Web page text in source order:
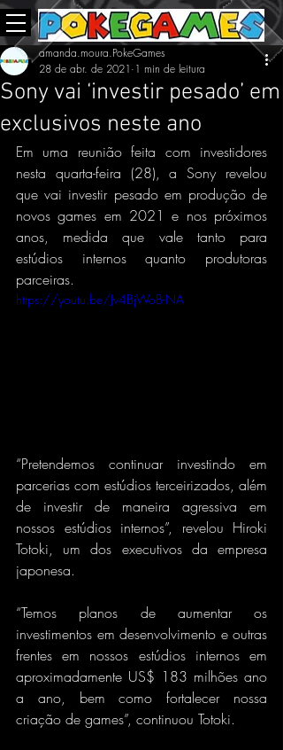
Sony vai ‘investir pesado’ em
exclusivos neste ano
amanda.moura.PokeGames
28 de abr. de 2021 1 min de leitura
Em uma reunião feita com investidores
nesta quarta-feira (28), a Sony revelou
que vai investir pesado em produção de
novos games em 2021 e nos próximos
anos, medida que vale tanto para
estúdios internos quanto produtoras
parceiras.
https://youtu.be/Jv4BjWoB-NA
“Pretendemos continuar investindo em
parcerias com estúdios terceirizados, além
de investir de maneira agressiva em
nossos estúdios internos”, revelou Hiroki
Totoki, um dos executivos da empresa
japonesa.
“Temos planos de aumentar os
investimentos em desenvolvimento e outras
frentes em nossos estúdios internos em
aproximadamente US$ 183 milhões ano
a ano, bem como fortalecer nossa
criação de games”, continuou Totoki.